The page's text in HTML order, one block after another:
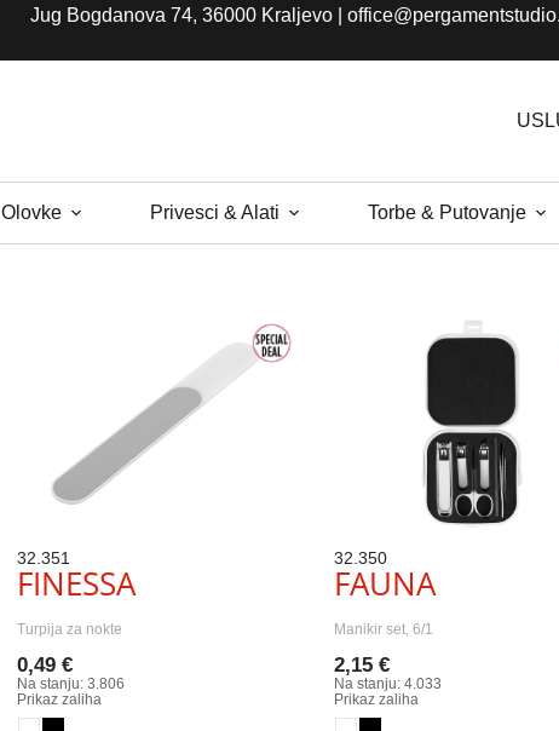
Jug Bogdanova 74, 36000 Kraljevo |
Olovke Privesci & Alati Torbe & Putovanje
32.351
FINESSA
Turpija za nokte
0,49 €
Na stanju: 3.806
Prikaz zaliha
32.350
FAUNA
Manikir set, 6/1
2,15 €
Na stanju: 4.033
Prikaz zaliha